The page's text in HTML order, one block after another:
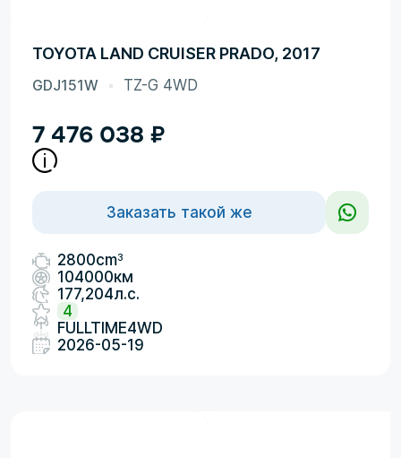
TOYOTA LAND CRUISER PRADO, 2017
GDJ151W TZ-G 4WD
7 476 038 ₽
Заказать такой же
2800cm3
104000км
177,204л.с.
4
FULLTIME4WD
2026-05-19